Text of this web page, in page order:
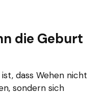
die Geburt
dass Wehen nicht
sondern sich